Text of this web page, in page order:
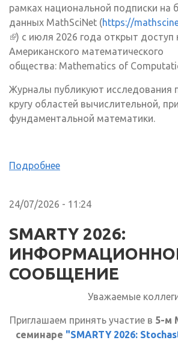
рамках национальной подписки на
данных MathSciNet (https://
(внешняя ссылка)
) с июля 2026 года открыт
Американского математического
общества: Mathematics of
Журналы публикуют исследования
кругу областей вычислительной,
фундаментальной математики.
Подробнее
24/07/2026 - 11:24
SMARTY 2026:
СООБЩЕНИЕ
Уважаемые
Приглашаем принять участие в 5-м
семинаре "SMARTY 2026: